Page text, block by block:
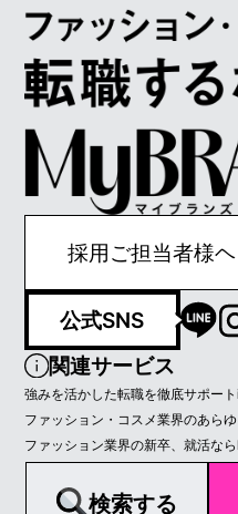
検索する
採用ご担当者様ヘ
公式SNS
関連サービス
強みを活かした転職を徹底サポート
ファッション・コスメ業界のあら
ファッション業界の新卒、就活なら
プライバシーポリシー